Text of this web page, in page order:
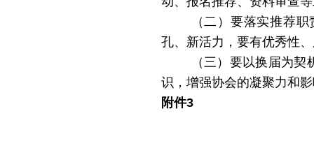
（二）要落实推荐
孔、新活力，要有优秀性
（三）要以换届为
识，增强协会的凝聚力和
附件3